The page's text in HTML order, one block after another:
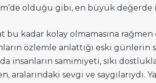
olduğu gibi, en büyük değerde
bu kadar kolay olmamasına
özlemle anlattığı eski günlerin
insanların samimiyeti, sıkı
aralarındaki sevgi ve saygılarıydı.